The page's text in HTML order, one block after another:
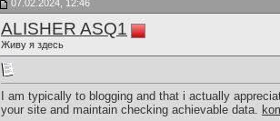
07.02.2024, 12:46
ALISHER ASQ1
Живу я здесь
I am typically to blogging and that i actually
your site and maintain checking achievable data.